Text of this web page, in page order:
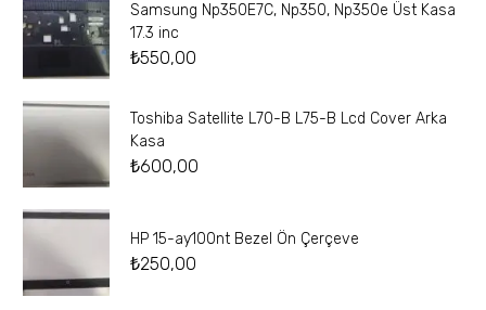
Samsung Np350E7C, Np350, Np350e Üst Kasa
17.3 inc
₺550,00
Toshiba Satellite L70-B L75-B Lcd Cover Arka
Kasa
₺600,00
HP 15-ay100nt Bezel Ön Çerçeve
₺250,00